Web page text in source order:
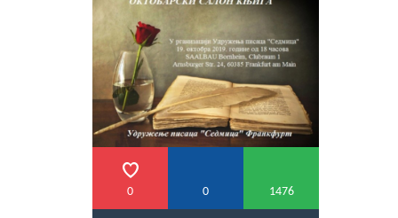
PRETRAGA
0 0 1476